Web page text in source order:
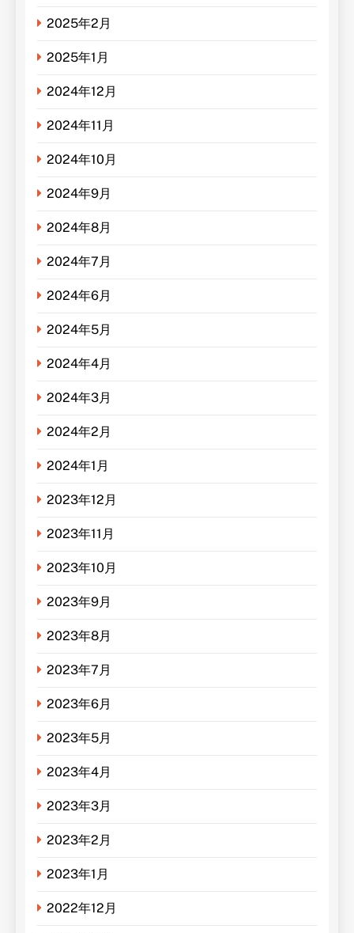
2025年2月
2025年1月
2024年12月
2024年11月
2024年10月
2024年9月
2024年8月
2024年7月
2024年6月
2024年5月
2024年4月
2024年3月
2024年2月
2024年1月
2023年12月
2023年11月
2023年10月
2023年9月
2023年8月
2023年7月
2023年6月
2023年5月
2023年4月
2023年3月
2023年2月
2023年1月
2022年12月